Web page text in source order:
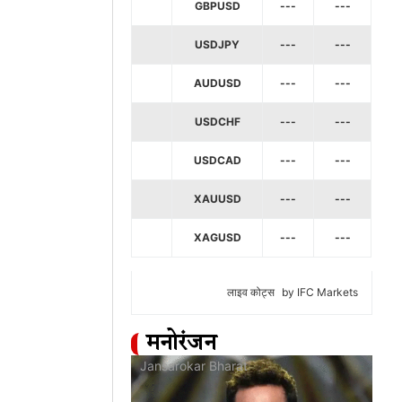
GBPUSD --- ---
USDJPY --- ---
AUDUSD --- ---
USDCHF --- ---
USDCAD --- ---
XAUUSD --- ---
XAGUSD --- ---
लाइव कोट्स by IFC Markets
मनोरंजन
Jansarokar Bharat